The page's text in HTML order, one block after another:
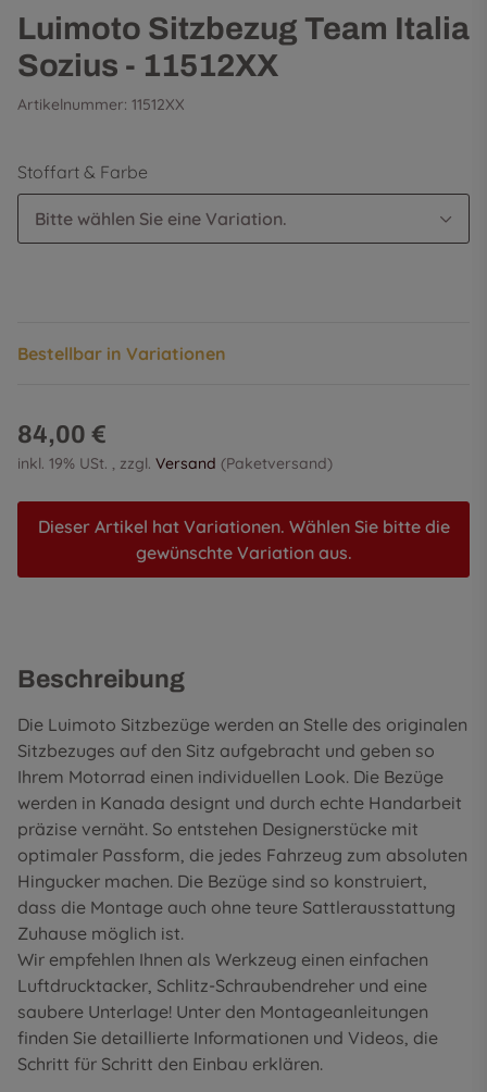
Luimoto Sitzbezug Team Italia
Sozius - 11512XX
Artikelnummer: 11512XX
Stoffart & Farbe
Bitte wählen Sie eine Variation.
Bestellbar in Variationen
84,00 €
inkl. 19% USt. , zzgl. Versand (Paketversand)
Dieser Artikel hat Variationen. Wählen Sie bitte die
gewünschte Variation aus.
Beschreibung
Die Luimoto Sitzbezüge werden an Stelle des originalen
Sitzbezuges auf den Sitz aufgebracht und geben so
Ihrem Motorrad einen individuellen Look. Die Bezüge
werden in Kanada designt und durch echte Handarbeit
präzise vernäht. So entstehen Designerstücke mit
optimaler Passform, die jedes Fahrzeug zum absoluten
Hingucker machen. Die Bezüge sind so konstruiert,
dass die Montage auch ohne teure Sattlerausstattung
Zuhause möglich ist.
Wir empfehlen Ihnen als Werkzeug einen einfachen
Luftdrucktacker, Schlitz-Schraubendreher und eine
saubere Unterlage! Unter den Montageanleitungen
finden Sie detaillierte Informationen und Videos, die
Schritt für Schritt den Einbau erklären.